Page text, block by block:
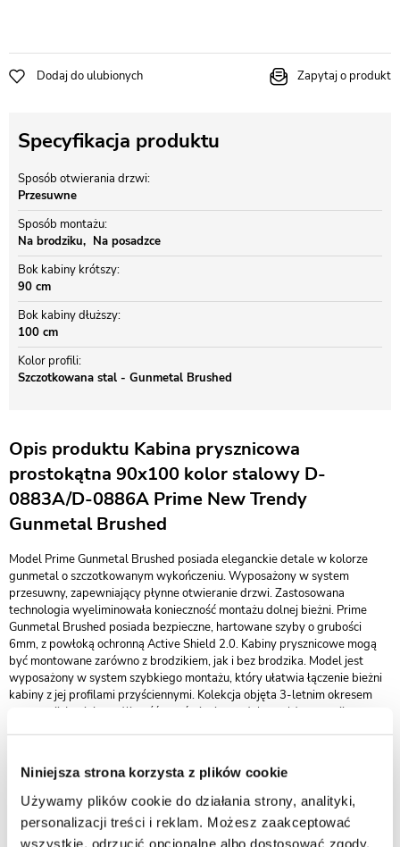
Niniejsza strona korzysta z plików cookie
Używamy plików cookie do działania strony, analityki,
personalizacji treści i reklam. Możesz zaakceptować
wszystkie, odrzucić opcjonalne albo dostosować zgody.
Dodaj do ulubionych Zapytaj o produkt
Specyfikacja produktu
Sposób otwierania drzwi
Przesuwne
Sposób montażu
Na brodziku
Na posadzce
Bok kabiny krótszy
90 cm
Bok kabiny dłuższy
100 cm
Kolor profili
Szczotkowana stal - Gunmetal Brushed
Opis produktu Kabina prysznicowa
prostokątna 90x100 kolor stalowy D-
0883A/D-0886A Prime New Trendy
Gunmetal Brushed
Model Prime Gunmetal Brushed posiada eleganckie detale w kolorze
gunmetal o szczotkowanym wykończeniu. Wyposażony w system
przesuwny, zapewniający płynne otwieranie drzwi. Zastosowana
technologia wyeliminowała konieczność montażu dolnej bieżni. Prime
Gunmetal Brushed posiada bezpieczne, hartowane szyby o grubości
6mm, z powłoką ochronną Active Shield 2.0. Kabiny prysznicowe mogą
być montowane zarówno z brodzikiem, jak i bez brodzika. Model jest
wyposażony w system szybkiego montażu, który ułatwia łączenie bieżni
kabiny z jej profilami przyściennymi. Kolekcja objęta 3-letnim okresem
gwarancji. Istnieje możliwość zamówienia produktu także w opcji na
Innowacyjny system szybkiego montażu
Dzięki zastosowaniu specjalnych zaczepów, łączenie bieżni kabiny z
profilami przyściennymi jest niezwykle szybkie. Elementy są ze sobą
zespolone trwale, bez obawy o przypadkowe rozłączenie. Dodatkowo,